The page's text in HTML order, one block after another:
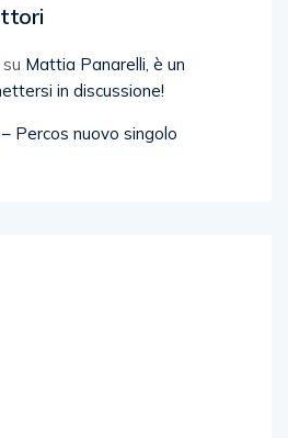
su Mattia Panarelli, è un
in discussione!
Percos nuovo singolo